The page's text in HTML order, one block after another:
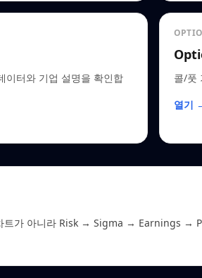
이터와 기업 설명을 확인합
콜/풋
열기
트가 아니라 Risk → Sigma → Earnings →